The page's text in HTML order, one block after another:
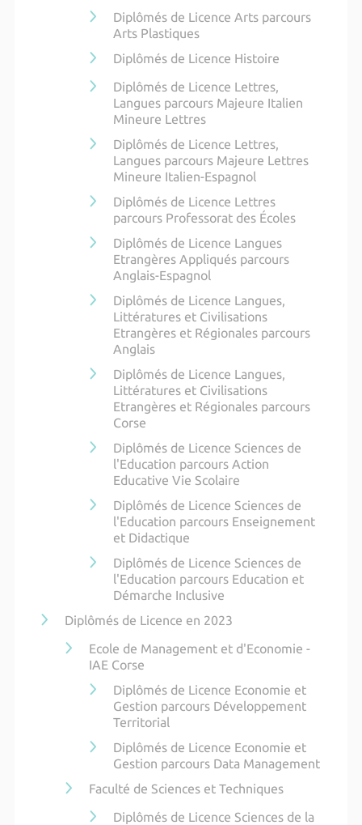
Diplômés de Licence Arts parcours
Arts Plastiques
Diplômés de Licence Histoire
Diplômés de Licence Lettres,
Langues parcours Majeure Italien
Mineure Lettres
Diplômés de Licence Lettres,
Langues parcours Majeure Lettres
Mineure Italien-Espagnol
Diplômés de Licence Lettres
parcours Professorat des Écoles
Diplômés de Licence Langues
Etrangères Appliqués parcours
Anglais-Espagnol
Diplômés de Licence Langues,
Littératures et Civilisations
Etrangères et Régionales parcours
Anglais
Diplômés de Licence Langues,
Littératures et Civilisations
Etrangères et Régionales parcours
Corse
Diplômés de Licence Sciences de
l'Education parcours Action
Educative Vie Scolaire
Diplômés de Licence Sciences de
l'Education parcours Enseignement
et Didactique
Diplômés de Licence Sciences de
l'Education parcours Education et
Démarche Inclusive
Diplômés de Licence en 2023
Ecole de Management et d'Economie -
IAE Corse
Diplômés de Licence Economie et
Gestion parcours Développement
Territorial
Diplômés de Licence Economie et
Gestion parcours Data Management
Faculté de Sciences et Techniques
Diplômés de Licence Sciences de la